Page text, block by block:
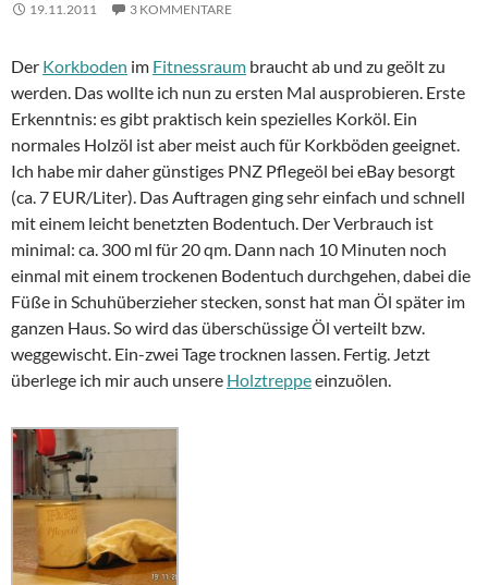
19.11.2011 3 KOMMENTARE
Der Korkboden im Fitnessraum braucht ab und zu geölt zu
werden. Das wollte ich nun zu ersten Mal ausprobieren. Erste
Erkenntnis: es gibt praktisch kein spezielles Korköl. Ein
normales Holzöl ist aber meist auch für Korkböden geeignet.
Ich habe mir daher günstiges PNZ Pflegeöl bei eBay besorgt
(ca. 7 EUR/Liter). Das Auftragen ging sehr einfach und schnell
mit einem leicht benetzten Bodentuch. Der Verbrauch ist
minimal: ca. 300 ml für 20 qm. Dann nach 10 Minuten noch
einmal mit einem trockenen Bodentuch durchgehen, dabei die
Füße in Schuhüberzieher stecken, sonst hat man Öl später im
ganzen Haus. So wird das überschüssige Öl verteilt bzw.
weggewischt. Ein-zwei Tage trocknen lassen. Fertig. Jetzt
überlege ich mir auch unsere Holztreppeeinzuölen.